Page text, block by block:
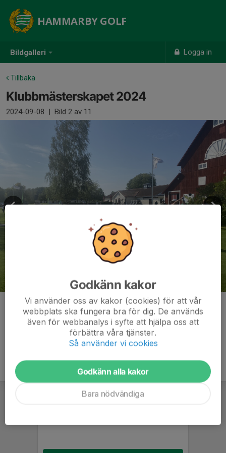
Bildgalleri Logga in
HAMMARBY GOLF
Tillbaka
Klubbmästerskapet 2024
2024-09-08 | Bild 2 av 11
Kommentarer
Godkänn kakor
Vi använder oss av kakor (cookies) för att vår
webbplats ska fungera bra för dig. De används
även för webbanalys i syfte att hjälpa oss att
förbättra våra tjänster.
Så använder vi cookies
Godkänn alla kakor
Bara nödvändiga